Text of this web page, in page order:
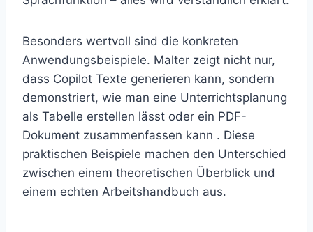
Besonders wertvoll sind die konkreten
Anwendungsbeispiele. Malter zeigt nicht nur,
dass Copilot Texte generieren kann, sondern
demonstriert, wie man eine Unterrichtsplanung
als Tabelle erstellen lässt oder ein PDF-
Dokument zusammenfassen kann . Diese
praktischen Beispiele machen den Unterschied
zwischen einem theoretischen Überblick und
einem echten Arbeitshandbuch aus.